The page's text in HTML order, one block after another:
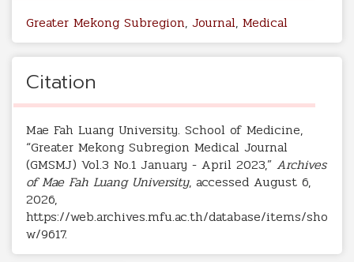
Greater Mekong Subregion, Journal, Medical
Citation
Mae Fah Luang University. School of Medicine,
“Greater Mekong Subregion Medical Journal
(GMSMJ) Vol.3 No.1 January - April 2023,” Archives
of Mae Fah Luang University, accessed August 6,
2026,
https://web.archives.mfu.ac.th/database/items/sho
w/9617.